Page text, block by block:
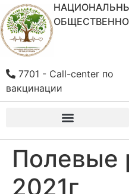
7701 - Call-center по
вакцинации
Полевые
2021г